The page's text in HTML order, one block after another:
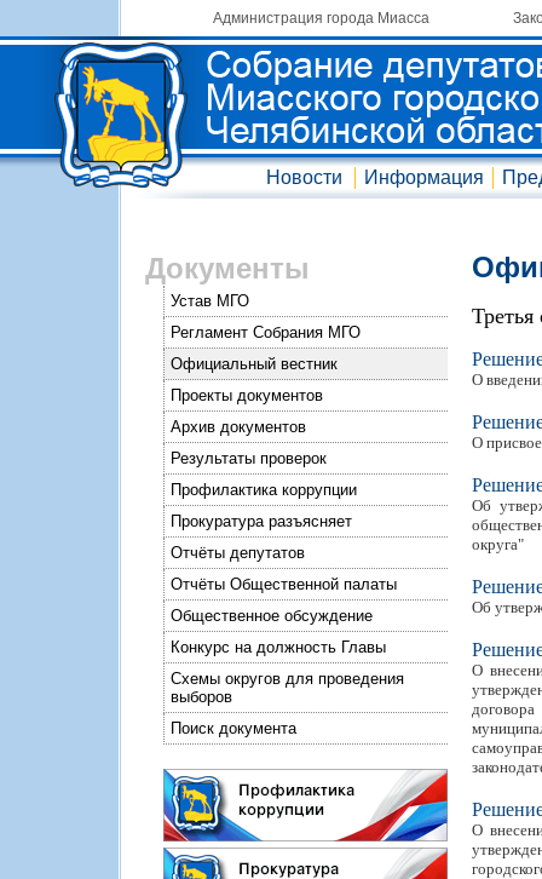
Администрация города Миасса
Новости Информация
Документы
Устав МГО
Регламент Собрания МГО
Официальный вестник
Проекты документов
Архив документов
Результаты проверок
Профилактика коррупции
Прокуратура разъясняет
Отчёты депутатов
Отчёты Общественной палаты
Общественное обсуждение
Конкурс на должность Главы
Схемы округов для проведения
выборов
Поиск документа
Третья
О
О
Об
округа"
Об
О
О